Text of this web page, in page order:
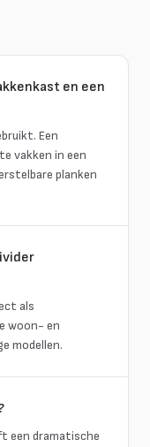
en een
Een
vakken in een
planken
als
woon- en
modellen.
een dramatische